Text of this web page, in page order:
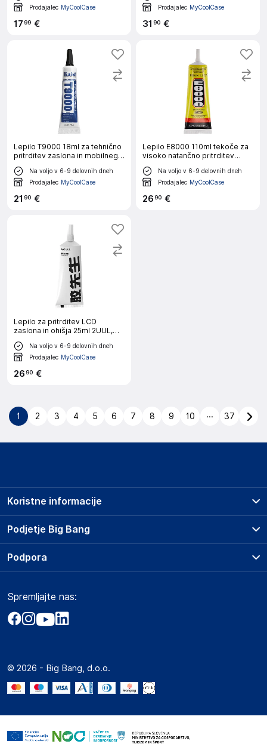
Prodajalec MyCoolCase
1799 €
Prodajalec MyCoolCase
31 90 €
Lepilo T9000 18ml za tehnično
pritrditev zaslona in mobilnega
ohišja
Na voljo v 6-9 delovnih dneh
Prodajalec MyCoolCase
21 90 €
Lepilo E8000 110ml tekoče za
visoko natančno pritrditev
kamere in tankih kablov
Na voljo v 6-9 delovnih dneh
Prodajalec MyCoolCase
2690 €
Lepilo za pritrditev LCD
zaslona in ohišja 25ml 2UUL,
hitro sušenje
Na voljo v 6-9 delovnih dneh
Prodajalec MyCoolCase
2690 €
1 2 3 4 5 6 7 8 9 10 ... 37
Podjetje Big Bang
O podjetju
Obvestila za javnost
Akt o digitalnih storitvah
Marketplace za partnerje
Novosti
Koristne informacije
Prodajna mesta
Storitve
Dostava, vnos in odvoz
Zavarovanje izdelkov
Podpora
Marketplace
Kako oddati naročilo?
Spremljajte nas:
© 2026 - Big Bang, d.o.o.